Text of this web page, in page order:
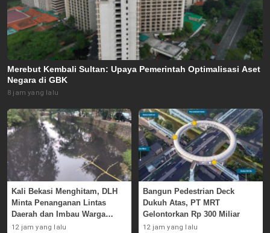
Merebut Kembali Sultan: Upaya Pemerintah Optimalisasi Aset
Negara di GBK
8 jam yang lalu
Kali Bekasi Menghitam, DLH
Minta Penanganan Lintas
Daerah dan Imbau Warga
Waspada
12 jam yang lalu
Bangun Pedestrian Deck
Dukuh Atas, PT MRT
Gelontorkan Rp 300 Miliar
12 jam yang lalu